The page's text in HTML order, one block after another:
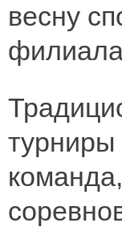
весну
турниры